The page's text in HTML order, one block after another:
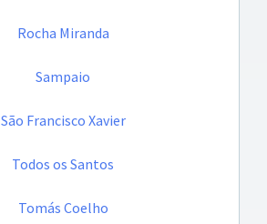
Rocha Miranda
Sampaio
São Francisco Xavier
Todos os Santos
Tomás Coelho